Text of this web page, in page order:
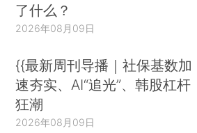
了什么？
2026年08月09日
{{最新周刊导播｜社保基数加
速夯实、AI“追光”、韩股杠杆
狂潮
2026年08月09日